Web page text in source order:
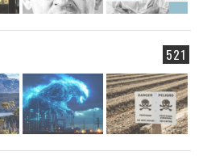
521